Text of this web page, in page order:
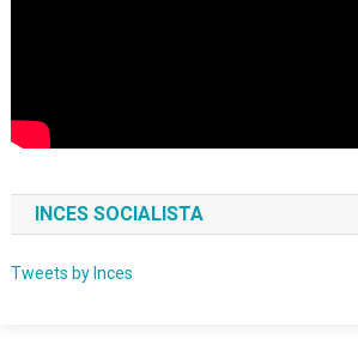
INCES SOCIALISTA
Tweets by Inces